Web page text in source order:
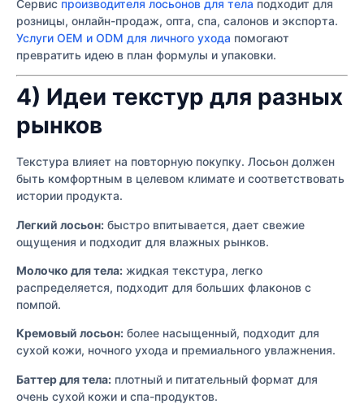
Сервис производителя лосьонов для тела подходит для
розницы, онлайн-продаж, опта, спа, салонов и экспорта.
Услуги OEM и ODM для личного ухода помогают
превратить идею в план формулы и упаковки.
4) Идеи текстур для разных
рынков
Текстура влияет на повторную покупку. Лосьон должен
быть комфортным в целевом климате и соответствовать
истории продукта.
Легкий лосьон: быстро впитывается, дает свежие
ощущения и подходит для влажных рынков.
Молочко для тела: жидкая текстура, легко
распределяется, подходит для больших флаконов с
помпой.
Кремовый лосьон: более насыщенный, подходит для
сухой кожи, ночного ухода и премиального увлажнения.
Баттер для тела: плотный и питательный формат для
очень сухой кожи и спа-продуктов.